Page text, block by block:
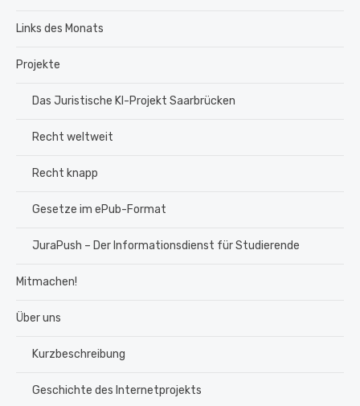
Links des Monats
Projekte
Das Juristische KI-Projekt Saarbrücken
Recht weltweit
Recht knapp
Gesetze im ePub-Format
JuraPush – Der Informationsdienst für Studierende
Mitmachen!
Über uns
Kurzbeschreibung
Geschichte des Internetprojekts